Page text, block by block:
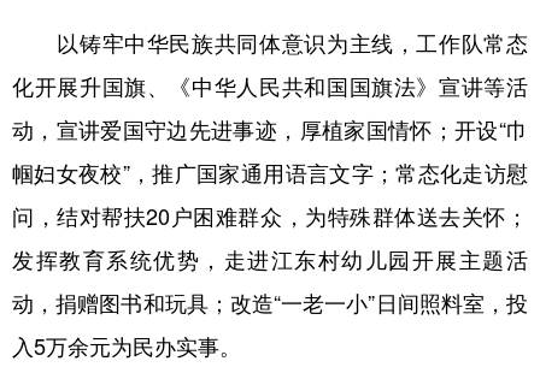
以铸牢中华民族共同体意识为主线，工作队常态
化开展升国旗、《中华人民共和国国旗法》宣讲等活
动，宣讲爱国守边先进事迹，厚植家国情怀；开设“巾
帼妇女夜校”，推广国家通用语言文字；常态化走访慰
问，结对帮扶20户困难群众，为特殊群体送去关怀；
发挥教育系统优势，走进江东村幼儿园开展主题活
动，捐赠图书和玩具；改造“一老一小”日间照料室，投
入5万余元为民办实事。